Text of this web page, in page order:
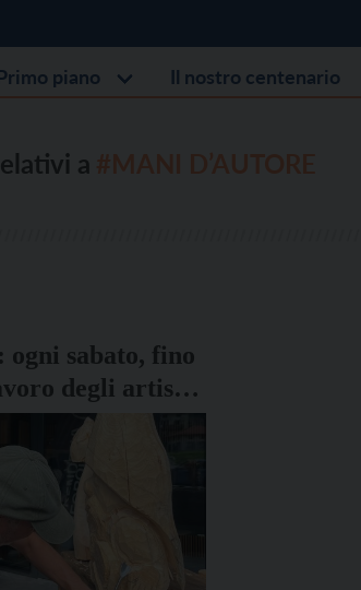
piano Il nostro centenario
a
ogni sabato, fino
degli artisti
mostra